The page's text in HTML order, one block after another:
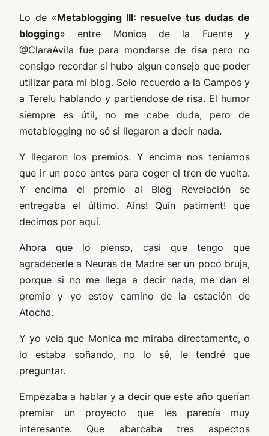
Lo de «Metablogging III: resuelve tus dudas de
blogging» entre Monica de la Fuente y
@ClaraAvila fue para mondarse de risa pero no
consigo recordar si hubo algun consejo que poder
utilizar para mi blog. Solo recuerdo a la Campos y
a Terelu hablando y partiendose de risa. El humor
siempre es útil, no me cabe duda, pero de
metablogging no sé si llegaron a decir nada.
Y llegaron los premios. Y encima nos teníamos
que ir un poco antes para coger el tren de vuelta.
Y encima el premio al Blog Revelación se
entregaba el último. Ains! Quin patiment! que
decimos por aquí.
Ahora que lo pienso, casi que tengo que
agradecerle a Neuras de Madre ser un poco bruja,
porque si no me llega a decir nada, me dan el
premio y yo estoy camino de la estación de
Atocha.
Y yo veia que Monica me miraba directamente, o
lo estaba soñando, no lo sé, le tendré que
preguntar.
Empezaba a hablar y a decir que este año querían
premiar un proyecto que les parecía muy
interesante. Que abarcaba tres aspectos